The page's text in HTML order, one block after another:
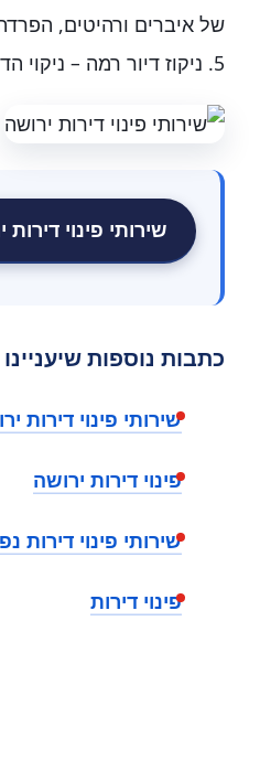
של איברים ורהיטים,
5. ניקוז דיור רמה – ניקוי הדירות מכל החומרים המדוברים וגוברים.
שירותי פינוי דירות
כתבות נוספות
שירותי פינוי דירות
פינוי דירות ירושה
שירותי פינוי
פינוי דירות